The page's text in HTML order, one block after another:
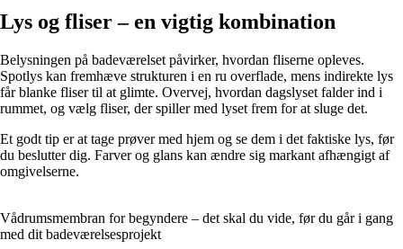
Lys og fliser – en vigtig kombination
Belysningen på badeværelset påvirker, hvordan fliserne opleves.
Spotlys kan fremhæve strukturen i en ru overflade, mens indirekte lys
får blanke fliser til at glimte. Overvej, hvordan dagslyset falder ind i
rummet, og vælg fliser, der spiller med lyset frem for at sluge det.
Et godt tip er at tage prøver med hjem og se dem i det faktiske lys, før
du beslutter dig. Farver og glans kan ændre sig markant afhængigt af
omgivelserne.
Vådrumsmembran for begyndere – det skal du vide, før du går i gang
med dit badeværelsesprojekt